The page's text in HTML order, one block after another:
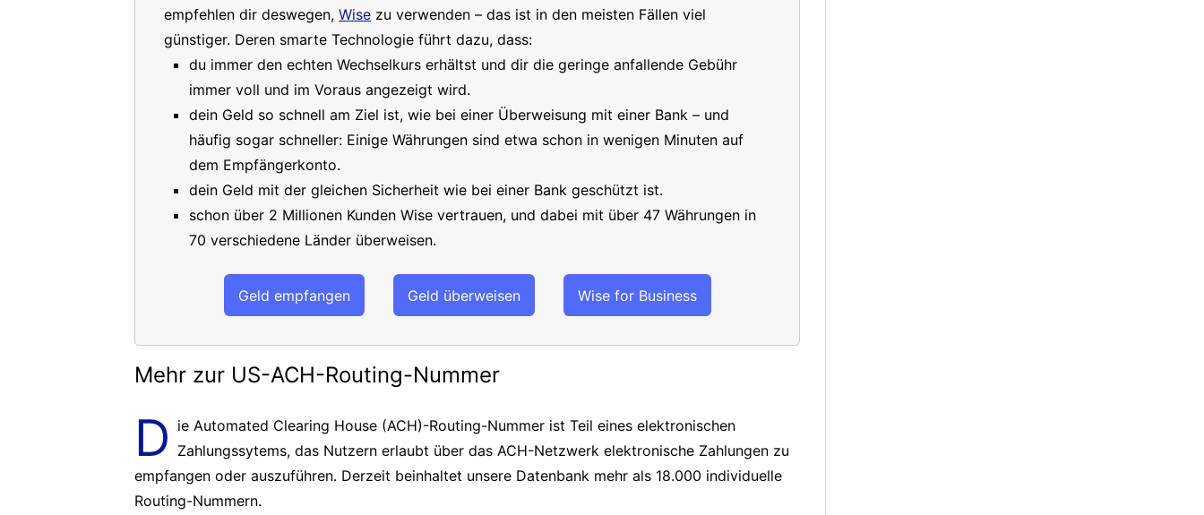
empfehlen dir deswegen, Wise zu verwenden – das ist in den meisten Fällen viel
günstiger. Deren smarte Technologie führt dazu, dass:
du immer den echten Wechselkurs erhältst und dir die geringe anfallende Gebühr
immer voll und im Voraus angezeigt wird.
dein Geld so schnell am Ziel ist, wie bei einer Überweisung mit einer Bank – und
häufig sogar schneller: Einige Währungen sind etwa schon in wenigen Minuten auf
dem Empfängerkonto.
dein Geld mit der gleichen Sicherheit wie bei einer Bank geschützt ist.
schon über 2 Millionen Kunden Wise vertrauen, und dabei mit über 47 Währungen in
70 verschiedene Länder überweisen.
Geld empfangen Geld überweisen Wise for Business
Mehr zur US-ACH-Routing-Nummer
D ie Automated Clearing House (ACH)-Routing-Nummer ist Teil eines elektronischen
Zahlungssytems, das Nutzern erlaubt über das ACH-Netzwerk elektronische Zahlungen zu
empfangen oder auszuführen. Derzeit beinhaltet unsere Datenbank mehr als 18.000 individuelle
Routing-Nummern.